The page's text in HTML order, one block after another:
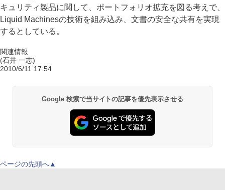
キュリティ製品に関して、ポートフォリオ拡充を図る考えで、
Liquid Machinesの技術を組み込み、文書の安全な共有を実現
するとしている。
関連情報
(石井 一志)
2010/6/11 17:54
Google 検索で当サイトの記事を優先表示させる
ページの先頭へ▲